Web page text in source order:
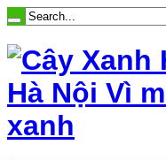
Hà Nội Vì
xanh